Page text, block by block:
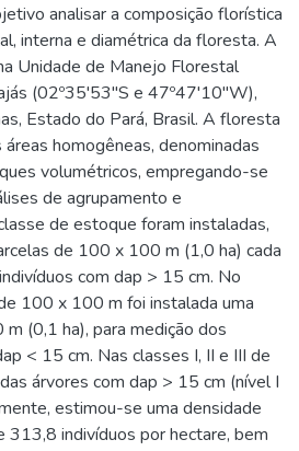
analisar a composição florística
interna e diamétrica da floresta. A
Unidade de Manejo Florestal
(02º35'53"S e 47º47'10"W),
Estado do Pará, Brasil. A floresta
homogêneas, denominadas
volumétricos, empregando-se
de agrupamento e
de estoque foram instaladas,
de 100 x 100 m (1,0 ha) cada
com dap > 15 cm. No
100 x 100 m foi instalada uma
(0,1 ha), para medição dos
< 15 cm. Nas classes I, II e III de
árvores com dap > 15 cm (nível I
estimou-se uma densidade
indivíduos por hectare, bem